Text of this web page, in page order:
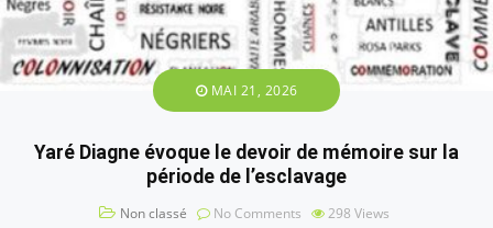
MAI 21, 2026
Yaré Diagne évoque le devoir de mémoire sur la
période de l’esclavage
Non classé No Comments 298 Views